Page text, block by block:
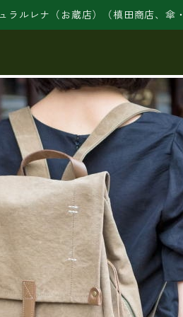
ラルレナ（お蔵店）（槙田商店、傘